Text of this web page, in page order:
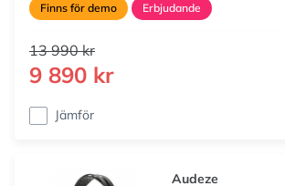
Finns för demo Erbjudande
13 990 kr
9 890 kr
Jämför
Audeze